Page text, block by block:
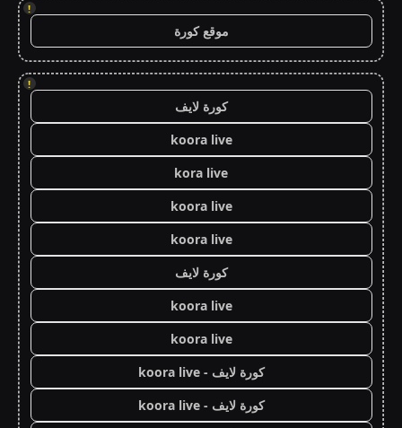
!
موقع كورة
!
كورة لايف
koora live
kora live
koora live
koora live
كورة لايف
koora live
koora live
كورة لايف - koora live
كورة لايف - koora live